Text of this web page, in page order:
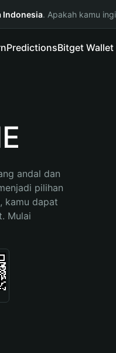
Indonesia. Apakah kamu
PredictionsBitget Wallet
andal dan
pilihan
kamu dapat
Mulai